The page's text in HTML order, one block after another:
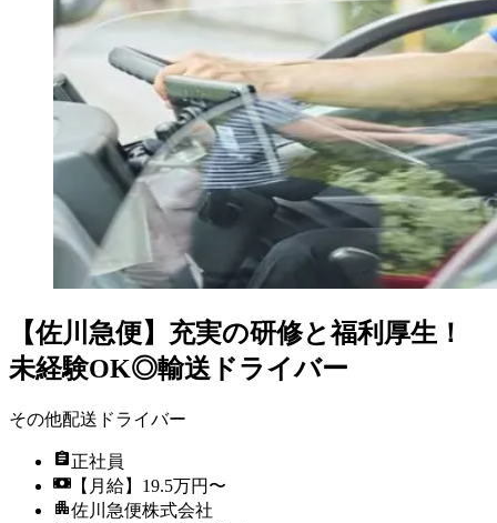
【佐川急便】充実の研修と福利厚生！
未経験OK◎輸送ドライバー
その他配送ドライバー
正社員
【月給】19.5万円〜
佐川急便株式会社